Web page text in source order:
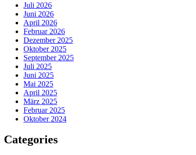
Juli 2026
Juni 2026
April 2026
Februar 2026
Dezember 2025
Oktober 2025
September 2025
Juli 2025
Juni 2025
Mai 2025
April 2025
März 2025
Februar 2025
Oktober 2024
Categories